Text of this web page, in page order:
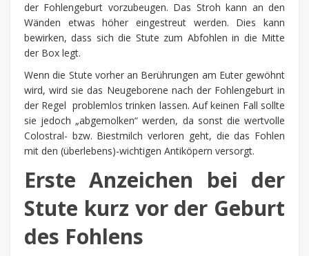
der Fohlengeburt vorzubeugen. Das Stroh kann an den
Wänden etwas höher eingestreut werden. Dies kann
bewirken, dass sich die Stute zum Abfohlen in die Mitte
der Box legt.
Wenn die Stute vorher an Berührungen am Euter gewöhnt
wird, wird sie das Neugeborene nach der Fohlengeburt in
der Regel problemlos trinken lassen. Auf keinen Fall sollte
sie jedoch „abgemolken“ werden, da sonst die wertvolle
Colostral- bzw. Biestmilch verloren geht, die das Fohlen
mit den (überlebens)-wichtigen Antiköpern versorgt.
Erste Anzeichen bei der
Stute kurz vor der Geburt
des Fohlens